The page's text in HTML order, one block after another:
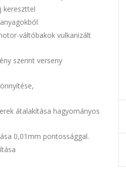
kereszttel
váltóbakok vulkanizált
szerint verseny
átalakítása hagyományos
0,01mm pontossággal.